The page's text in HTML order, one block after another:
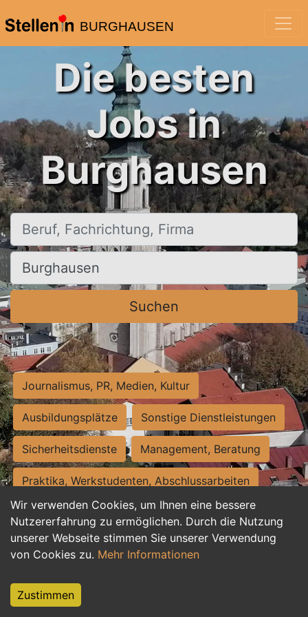
BURGHAUSEN
Wir verwenden Cookies, um Ihnen eine bessere
Nutzererfahrung zu ermöglichen. Durch die Nutzung
unserer Webseite stimmen Sie unserer Verwendung
von Cookies zu. Mehr Informationen
Zustimmen
Die besten
Jobs in
Burghausen
Beruf, Fachrichtung, Firma
Ort, Stadt
Suchen
Journalismus, PR, Medien, Kultur
Ausbildungsplätze Sonstige Dienstleistungen
Sicherheitsdienste Management, Beratung
Praktika, Werkstudenten, Abschlussarbeiten
Personalwesen Assistenz, Sekretariat
Hilfskräfte, Aushilfs- und Nebenjobs
Weiterbildung, Studium, duale Ausbildung